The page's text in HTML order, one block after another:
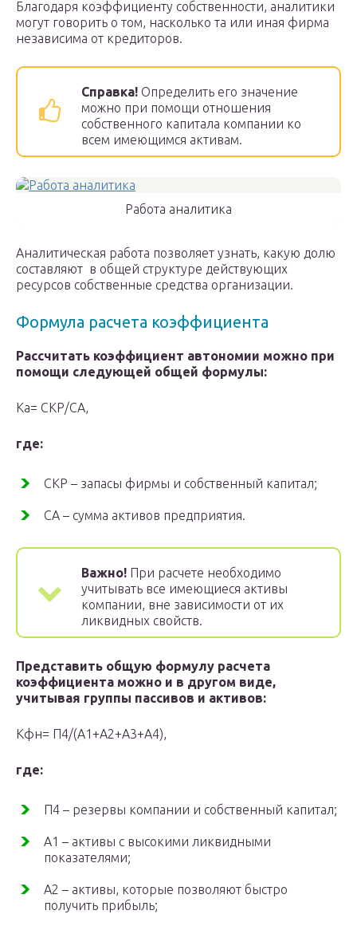
Благодаря коэффициенту собственности, аналитики
могут говорить о том, насколько та или иная фирма
независима от кредиторов.
Справка! Определить его значение
можно при помощи отношения
собственного капитала компании ко
всем имеющимся активам.
Работа аналитика
Аналитическая работа позволяет узнать, какую долю
составляют в общей структуре действующих
ресурсов собственные средства организации.
Формула расчета коэффициента
Рассчитать коэффициент автономии можно при
помощи следующей общей формулы:
Ка= СКР/СА,
где:
СКР – запасы фирмы и собственный капитал;
СА – сумма активов предприятия.
Важно! При расчете необходимо
учитывать все имеющиеся активы
компании, вне зависимости от их
ликвидных свойств.
Представить общую формулу расчета
коэффициента можно и в другом виде,
учитывая группы пассивов и активов:
Кфн= П4/(А1+А2+А3+А4),
где:
П4 – резервы компании и собственный капитал;
А1 – активы с высокими ликвидными
показателями;
А2 – активы, которые позволяют быстро
получить прибыль;